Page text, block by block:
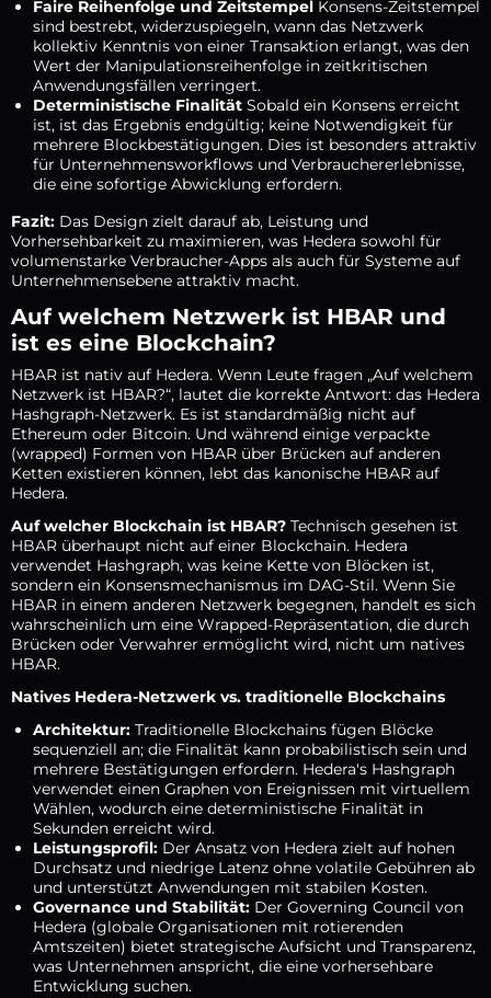
Faire Reihenfolge und Zeitstempel Konsens-Zeitstempel
sind bestrebt, widerzuspiegeln, wann das Netzwerk
kollektiv Kenntnis von einer Transaktion erlangt, was den
Wert der Manipulationsreihenfolge in zeitkritischen
Anwendungsfällen verringert.
Deterministische Finalität Sobald ein Konsens erreicht
ist, ist das Ergebnis endgültig; keine Notwendigkeit für
mehrere Blockbestätigungen. Dies ist besonders attraktiv
für Unternehmensworkflows und Verbrauchererlebnisse,
die eine sofortige Abwicklung erfordern.
Fazit: Das Design zielt darauf ab, Leistung und
Vorhersehbarkeit zu maximieren, was Hedera sowohl für
volumenstarke Verbraucher-Apps als auch für Systeme auf
Unternehmensebene attraktiv macht.
Auf welchem Netzwerk ist HBAR und
ist es eine Blockchain?
HBAR ist nativ auf Hedera. Wenn Leute fragen „Auf welchem
Netzwerk ist HBAR?“, lautet die korrekte Antwort: das Hedera
Hashgraph-Netzwerk. Es ist standardmäßig nicht auf
Ethereum oder Bitcoin. Und während einige verpackte
(wrapped) Formen von HBAR über Brücken auf anderen
Ketten existieren können, lebt das kanonische HBAR auf
Hedera.
Auf welcher Blockchain ist HBAR? Technisch gesehen ist
HBAR überhaupt nicht auf einer Blockchain. Hedera
verwendet Hashgraph, was keine Kette von Blöcken ist,
sondern ein Konsensmechanismus im DAG-Stil. Wenn Sie
HBAR in einem anderen Netzwerk begegnen, handelt es sich
wahrscheinlich um eine Wrapped-Repräsentation, die durch
Brücken oder Verwahrer ermöglicht wird, nicht um natives
HBAR.
Natives Hedera-Netzwerk vs. traditionelle Blockchains
Architektur: Traditionelle Blockchains fügen Blöcke
sequenziell an; die Finalität kann probabilistisch sein und
mehrere Bestätigungen erfordern. Hedera's Hashgraph
verwendet einen Graphen von Ereignissen mit virtuellem
Wählen, wodurch eine deterministische Finalität in
Sekunden erreicht wird.
Leistungsprofil: Der Ansatz von Hedera zielt auf hohen
Durchsatz und niedrige Latenz ohne volatile Gebühren ab
und unterstützt Anwendungen mit stabilen Kosten.
Governance und Stabilität: Der Governing Council von
Hedera (globale Organisationen mit rotierenden
Amtszeiten) bietet strategische Aufsicht und Transparenz,
was Unternehmen anspricht, die eine vorhersehbare
Entwicklung suchen.